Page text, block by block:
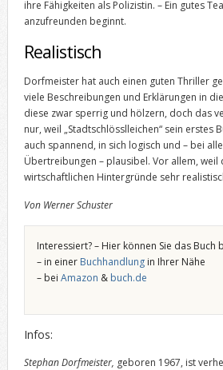
ihre Fähigkeiten als Polizistin. – Ein gutes
anzufreunden beginnt.
Realistisch
Dorfmeister hat auch einen guten Thriller
viele Beschreibungen und Erklärungen in
diese zwar sperrig und hölzern, doch das
nur, weil „Stadtschlösslleichen“ sein erstes
auch spannend, in sich logisch und – bei
Übertreibungen – plausibel. Vor allem, weil
wirtschaftlichen Hintergründe sehr
Von Werner Schuster
Interessiert? – Hier können Sie das Buch
– in einer Buchhandlungin Ihrer Nähe
– bei Amazon & buch.de
Infos:
Stephan Dorfmeister, geboren 1967, ist